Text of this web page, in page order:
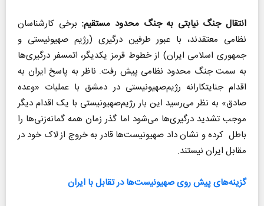
انتقال جنگ نیابتی به جنگ محدود مستقیم: برخی کارشناسان
نظامی معتقدند، با عبور طرفین درگیری (رژیم صهیونیستی و
جمهوری اسلامی ایران) از خطوط قرمز یکدیگر، اتمسفر درگیری‌ها
به سمت جنگ محدود نظامی پیش رفت. ناظر به پاسخ ایران به
اقدام جنایتکارانه رژیم‌صهیونیستی در دمشق با عملیات «وعده
صادق» به نظر می‌رسید این بار رژیم‌صهیونیستی با یک اقدام دیگر
موجب تشدید درگیری‌ها می‌شود اما گذر زمان همه گمانه‌زنی‌ها را
باطل کرده و نشان داد صهیونیست‌ها قادر به خروج از لاک خود در
مقابل ایران نیستند.
گزینه‌های پیش روی صهیونیست‌ها در تقابل با ایران